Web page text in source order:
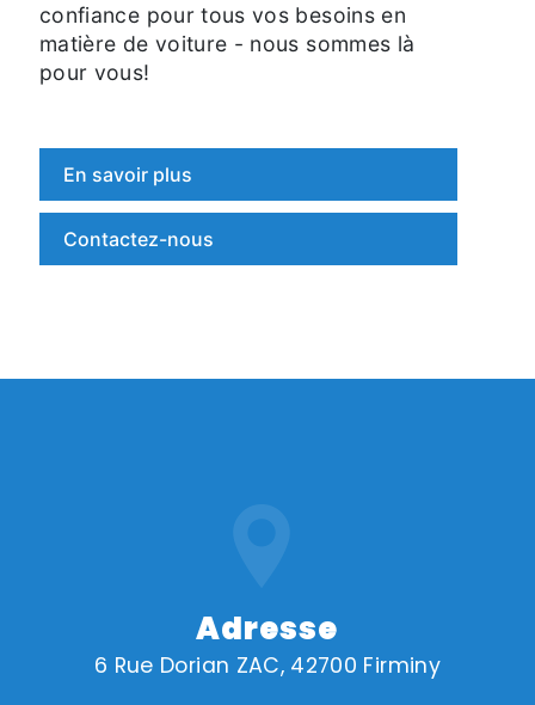
confiance pour tous vos besoins en
matière de voiture - nous sommes là
pour vous!
En savoir plus
Contactez-nous
Adresse
6 Rue Dorian ZAC, 42700 Firminy